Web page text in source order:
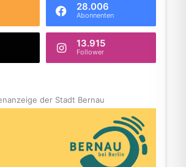
28.006
Abonnenten
13.915
Follower
der Stadt Bernau